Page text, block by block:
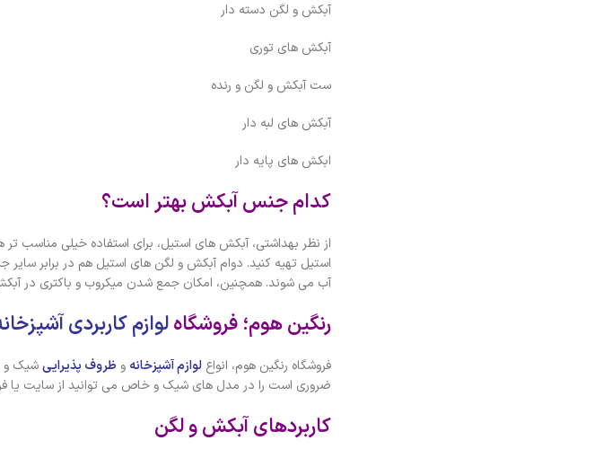
آبکش و لگن دسته دار
آبکش های توری
ست آبکش و لگن و رنده
آبکش های لبه دار
ابکش های پایه دار
کدام جنس آبکش بهتر است؟
از نظر بهداشتی، آبکش های استیل، برای استفاده خیلی مناسب
استیل تهیه کنید. دوام آبکش و لگن های استیل هم در برابر
آب می شوند. همچنین، امکان جمع شدن میکروب و باکتری در
رنگین هوم؛ فروشگاهلوازم کاربردی
فروشگاه رنگین هوم، انواع لوازم آشپزخانه و ظروف پذیراییشیک و
ضروری است را در مدل های شیک و خاص می توانید از سایت یا
کاربردهای آبکش و لگن